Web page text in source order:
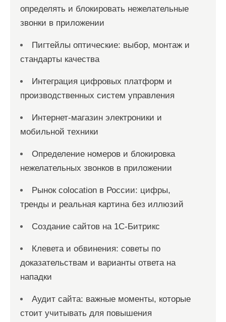
определять и блокировать нежелательные
звонки в приложении
Пигтейлы оптические: выбор, монтаж и
стандарты качества
Интеграция цифровых платформ и
производственных систем управления
Интернет-магазин электроники и
мобильной техники
Определение номеров и блокировка
нежелательных звонков в приложении
Рынок colocation в России: цифры,
тренды и реальная картина без иллюзий
Создание сайтов на 1С-Битрикс
Клевета и обвинения: советы по
доказательствам и варианты ответа на
нападки
Аудит сайта: важные моменты, которые
стоит учитывать для повышения